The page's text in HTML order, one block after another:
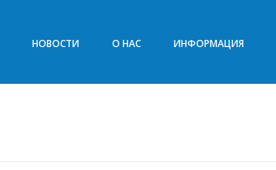
НОВОСТИ О НАС ИНФОРМАЦИЯ